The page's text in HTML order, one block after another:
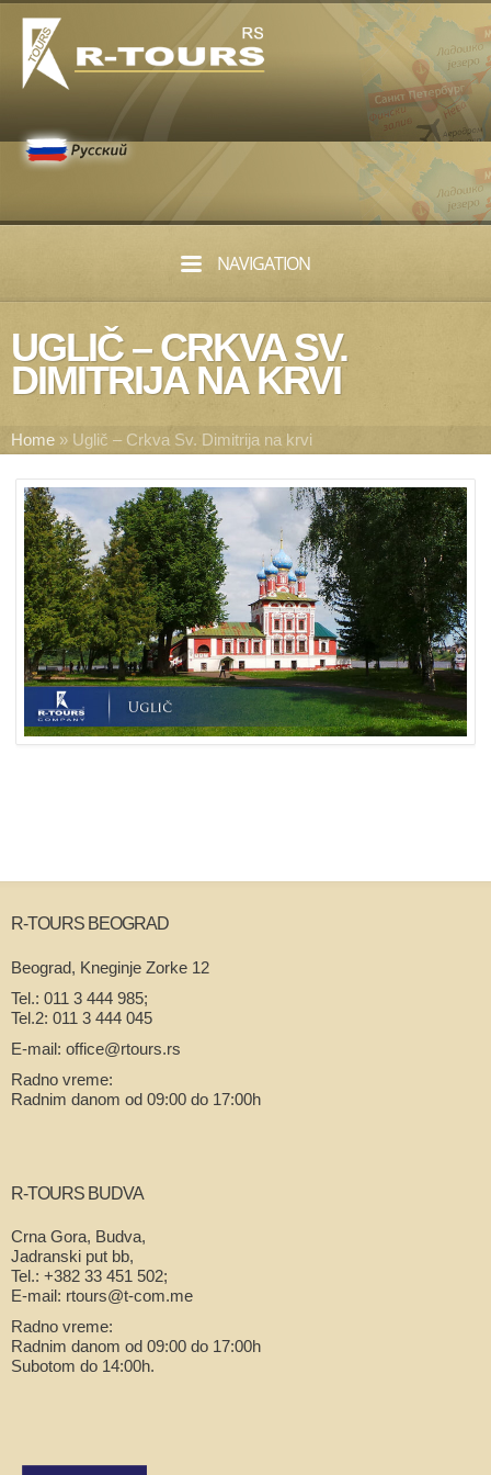
NAVIGATION
UGLIČ – CRKVA SV.
DIMITRIJA NA KRVI
Home » Uglič – Crkva Sv. Dimitrija na krvi
R-TOURS BEOGRAD
Beograd, Kneginje Zorke 12
Tel.: 011 3 444 985;
Tel.2: 011 3 444 045
E-mail: office@rtours.rs
Radno vreme:
Radnim danom od 09:00 do 17:00h
R-TOURS BUDVA
Crna Gora, Budva,
Jadranski put bb,
Tel.: +382 33 451 502;
E-mail: rtours@t-com.me
Radno vreme:
Radnim danom od 09:00 do 17:00h
Subotom do 14:00h.